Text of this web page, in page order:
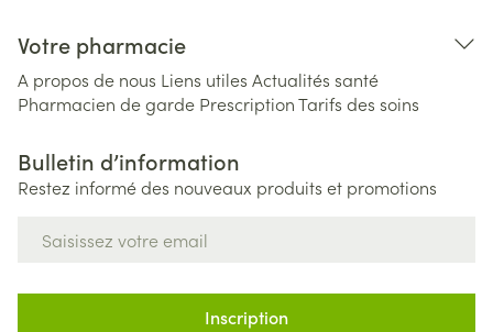
Votre pharmacie
A propos de nous Liens utiles Actualités santé
Pharmacien de garde PrescriptionTarifs des soins
Bulletin d’information
Restez informé des nouveaux produits et promotions
Inscription